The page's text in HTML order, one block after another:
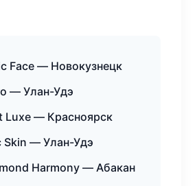
Face — Новокузнецк
— Улан-Удэ
Luxe — Красноярск
— Улан-Удэ
Harmony — Абакан